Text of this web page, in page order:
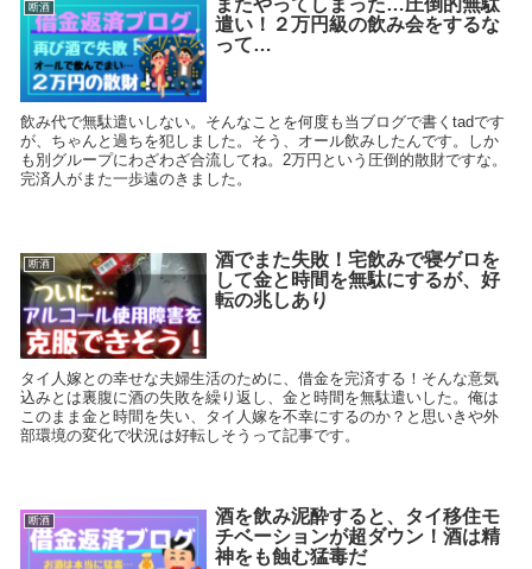
断酒
遣い！２万円級の飲み会をするな
って…
飲み代で無駄遣いしない。そんなことを何度も当ブログで書くtadです
が、ちゃんと過ちを犯しました。そう、オール飲みしたんです。しか
も別グループにわざわざ合流してね。2万円という圧倒的散財ですな。
完済人がまた一歩遠のきました。
断酒
酒でまた失敗！宅飲みで寝ゲロを
して金と時間を無駄にするが、好
転の兆しあり
タイ人嫁との幸せな夫婦生活のために、借金を完済する！そんな意気
込みとは裏腹に酒の失敗を繰り返し、金と時間を無駄遣いした。俺は
このまま金と時間を失い、タイ人嫁を不幸にするのか？と思いきや外
部環境の変化で状況は好転しそうって記事です。
断酒
酒を飲み泥酔すると、タイ移住モ
チベーションが超ダウン！酒は精
神をも蝕む猛毒だ